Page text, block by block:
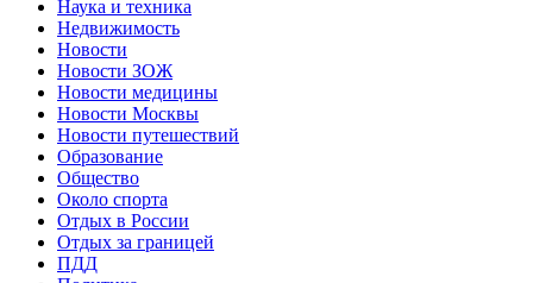
Наука и техника
Недвижимость
Новости
Новости ЗОЖ
Новости медицины
Новости Москвы
Новости путешествий
Образование
Общество
Около спорта
Отдых в России
Отдых за границей
ПДД